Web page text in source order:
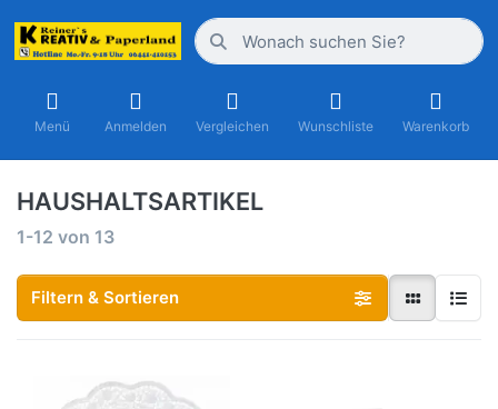
Menü Anmelden Vergleichen Wunschliste Warenkorb
HAUSHALTSARTIKEL
1-12 von 13
Filtern & Sortieren